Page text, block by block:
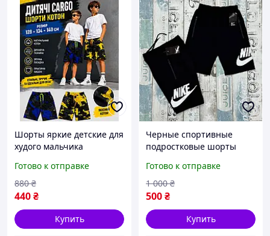
Шорты яркие детские для
худого мальчика
146см на лето, детские
модные шорты для
прогулок на 8-9-10-11 лет
Готово к отправке
440₴
880 ₴
Купить
Черные спортивные
подростковые шорты
мальчика подростка 6-7-
8-9-10-11 лет, детские
летние шорты принт
двунитка
Готово к отправке
500₴
1 000 ₴
Купить